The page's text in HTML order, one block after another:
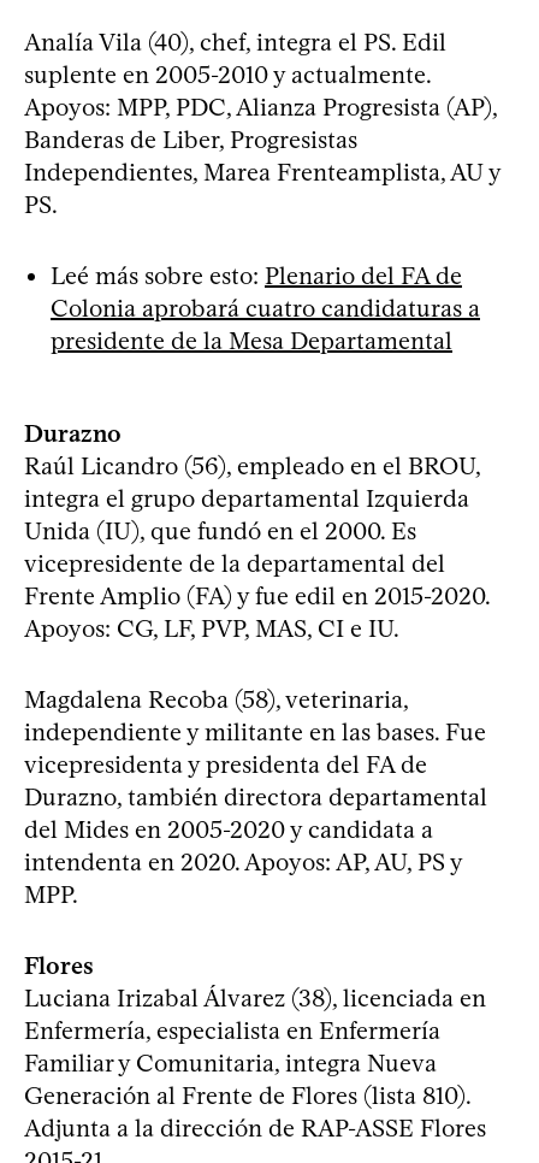
Analía Vila (40), chef, integra el PS. Edil
suplente en 2005-2010 y actualmente.
Apoyos: MPP, PDC, Alianza Progresista (AP),
Banderas de Liber, Progresistas
Independientes, Marea Frenteamplista, AU y
PS.
Leé más sobre esto: Plenario del FA de
Colonia aprobará cuatro candidaturas a
presidente de la Mesa Departamental
Durazno
Raúl Licandro (56), empleado en el BROU,
integra el grupo departamental Izquierda
Unida (IU), que fundó en el 2000. Es
vicepresidente de la departamental del
Frente Amplio (FA) y fue edil en 2015-2020.
Apoyos: CG, LF, PVP, MAS, CI e IU.
Magdalena Recoba (58), veterinaria,
independiente y militante en las bases. Fue
vicepresidenta y presidenta del FA de
Durazno, también directora departamental
del Mides en 2005-2020 y candidata a
intendenta en 2020. Apoyos: AP, AU, PS y
MPP.
Flores
Luciana Irizabal Álvarez (38), licenciada en
Enfermería, especialista en Enfermería
Familiar y Comunitaria, integra Nueva
Generación al Frente de Flores (lista 810).
Adjunta a la dirección de RAP-ASSE Flores